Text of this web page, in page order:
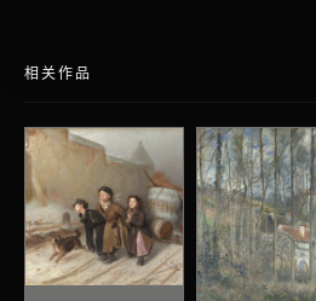
相关作品